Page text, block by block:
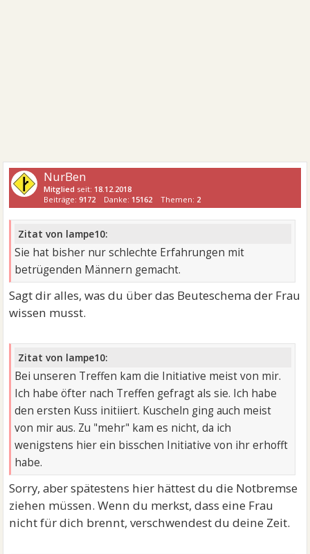
NurBen
Mitglied seit: 18.12.2018
Beiträge:9172 Danke: 15162 Themen: 2
Zitat von lampe10:
Sie hat bisher nur schlechte Erfahrungen mit
betrügenden Männern gemacht.
Sagt dir alles, was du über das Beuteschema der Frau
wissen musst.
Zitat von lampe10:
Bei unseren Treffen kam die Initiative meist von mir.
Ich habe öfter nach Treffen gefragt als sie. Ich habe
den ersten Kuss initiiert. Kuscheln ging auch meist
von mir aus. Zu "mehr" kam es nicht, da ich
wenigstens hier ein bisschen Initiative von ihr erhofft
habe.
Sorry, aber spätestens hier hättest du die Notbremse
ziehen müssen. Wenn du merkst, dass eine Frau
nicht für dich brennt, verschwendest du deine Zeit.